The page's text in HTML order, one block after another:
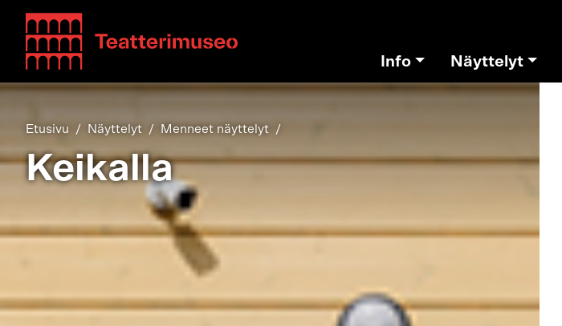
Teatterimuseo
Info Näyttelyt
Etusivu Näyttelyt Menneet näyttelyt
Keikalla